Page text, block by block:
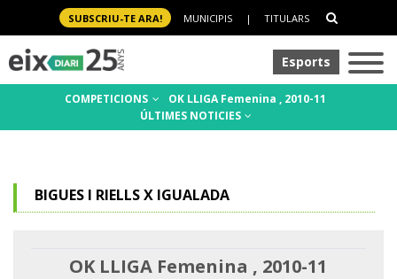
SUBSCRIU-TE ARA! MUNICIPIS | TITULARS
Esports
COMPETICIONS
OK LLIGA Femenina , 2010-11
ÚLTIMES NOTICIES
BIGUES I RIELLS X IGUALADA
OK LLIGA Femenina , 2010-11